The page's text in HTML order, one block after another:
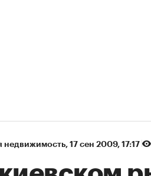
недвижимость⁠, 17 сен 2009, 17:17